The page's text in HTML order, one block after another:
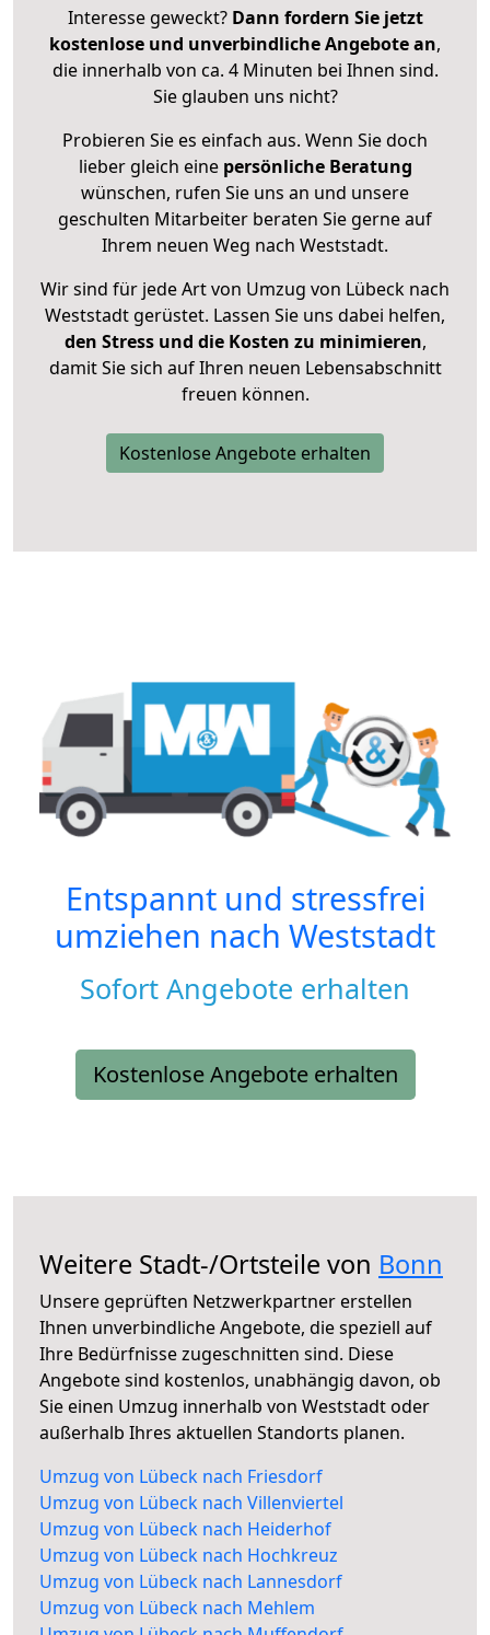
Interesse geweckt? Dann fordern Sie jetzt
kostenlose und unverbindliche Angebote an,
die innerhalb von ca. 4 Minuten bei Ihnen sind.
Sie glauben uns nicht?
Probieren Sie es einfach aus. Wenn Sie doch
lieber gleich eine persönliche Beratung
wünschen, rufen Sie uns an und unsere
geschulten Mitarbeiter beraten Sie gerne auf
Ihrem neuen Weg nach Weststadt.
Wir sind für jede Art von Umzug von Lübeck nach
Weststadt gerüstet. Lassen Sie uns dabei helfen,
den Stress und die Kosten zu minimieren,
damit Sie sich auf Ihren neuen Lebensabschnitt
freuen können.
Kostenlose Angebote erhalten
Entspannt und stressfrei
umziehen nach Weststadt
Sofort Angebote erhalten
Kostenlose Angebote erhalten
Weitere Stadt-/Ortsteile von Bonn
Unsere geprüften Netzwerkpartner erstellen
Ihnen unverbindliche Angebote, die speziell auf
Ihre Bedürfnisse zugeschnitten sind. Diese
Angebote sind kostenlos, unabhängig davon, ob
Sie einen Umzug innerhalb von Weststadt oder
außerhalb Ihres aktuellen Standorts planen.
Umzug von Lübeck nach Friesdorf
Umzug von Lübeck nach Villenviertel
Umzug von Lübeck nach Heiderhof
Umzug von Lübeck nach Hochkreuz
Umzug von Lübeck nach Lannesdorf
Umzug von Lübeck nach Mehlem